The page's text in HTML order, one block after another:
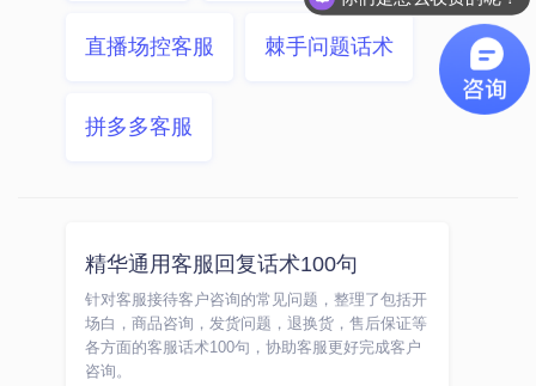
直播场控客服 棘手问题话术
拼多多客服
精华通用客服回复话术100句
针对客服接待客户咨询的常见问题，整理了包括开
场白，商品咨询，发货问题，退换货，售后保证等
各方面的客服话术100句，协助客服更好完成客户
咨询。